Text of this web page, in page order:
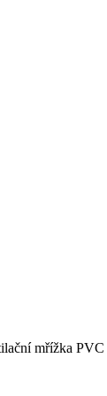
mřížka PVC